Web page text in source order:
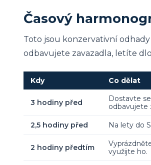
Časový
Toto jsou konzervativní
odbavujete zavazadla, letíte
Kdy Co dělat
3 hodiny před
Dostavte
odbavujete
2,5 hodiny před Na lety do
2 hodiny předtím
využijte ho.